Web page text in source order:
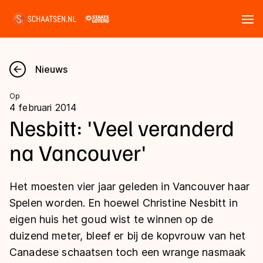
Nieuws
Kalender
Disciplines
Langebaan
Shorttrack
Inlineskaten
Uitslagen
Langebaan
Shorttrack
Marathon
Tijden & historie
Ranglijsten Langebaan
Nieuws
Op
4 februari 2014
Nesbitt: 'Veel veranderd
na Vancouver'
Het moesten vier jaar geleden in Vancouver haar
Spelen worden. En hoewel Christine Nesbitt in
eigen huis het goud wist te winnen op de
duizend meter, bleef er bij de kopvrouw van het
Canadese schaatsen toch een wrange nasmaak